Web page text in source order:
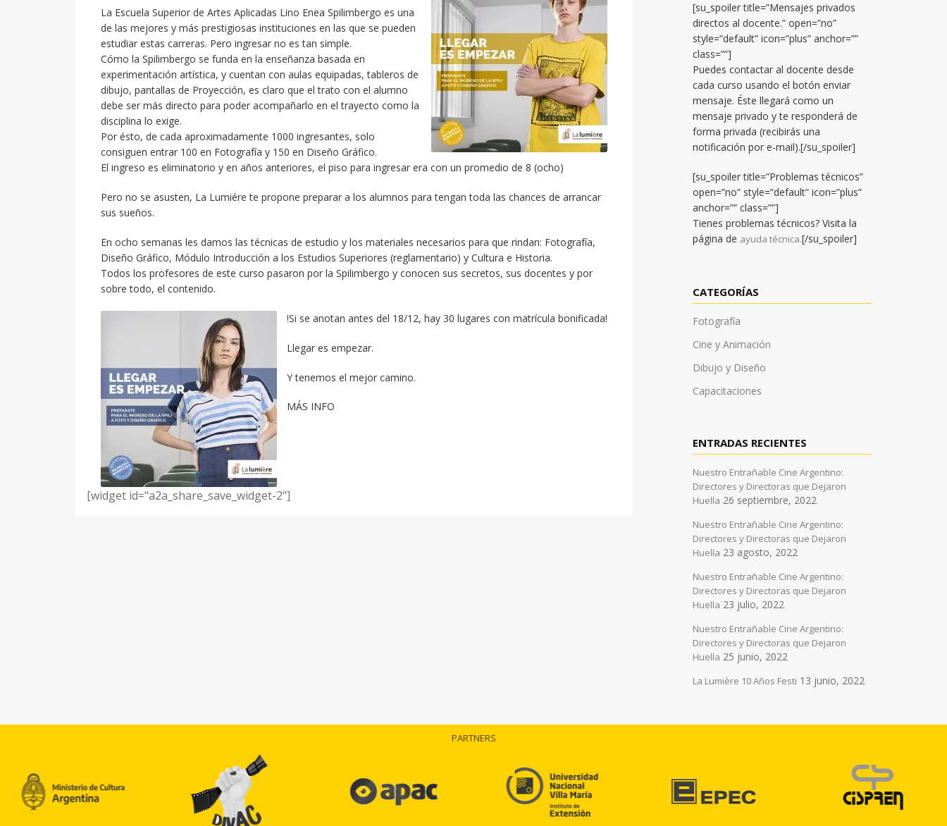
La Escuela Superior de Artes Aplicadas Lino Enea Spilimbergo es una
de las mejores y más prestigiosas instituciones en las que se pueden
estudiar estas carreras. Pero ingresar no es tan simple.
Cómo la Spilimbergo se funda en la enseñanza basada en
experimentación artística, y cuentan con aulas equipadas, tableros de
dibujo, pantallas de Proyección, es claro que el trato con el alumno
debe ser más directo para poder acompañarlo en el trayecto como la
disciplina lo exige.
Por ésto, de cada aproximadamente 1000 ingresantes, solo
consiguen entrar 100 en Fotografía y 150 en Diseño Gráfico.
El ingreso es eliminatorio y en años anteriores, el piso para ingresar era con un promedio de 8 (ocho)
Pero no se asusten, La Lumiére te propone preparar a los alumnos para tengan toda las chances de arrancar
sus sueños.
En ocho semanas les damos las técnicas de estudio y los materiales necesarios para que rindan: Fotografía,
Diseño Gráfico, Módulo Introducción a los Estudios Superiores (reglamentario) y Cultura e Historia.
Todos los profesores de este curso pasaron por la Spilimbergo y conocen sus secretos, sus docentes y por
sobre todo, el contenido.
!Si se anotan antes del 18/12, hay 30 lugares con matrícula bonificada!
Llegar es empezar.
Y tenemos el mejor camino.
MÁS INFO
[widget id="a2a_share_save_widget-2"]
[su_spoiler title=”Mensajes privados
directos al docente.” open=”no”
style=”default” icon=”plus” anchor=””
class=””]
Puedes contactar al docente desde
cada curso usando el botón enviar
mensaje. Éste llegará como un
mensaje privado y te responderá de
forma privada (recibirás una
notificación por e-mail).[/su_spoiler]
[su_spoiler title=”Problemas técnicos”
open=”no” style=”default” icon=”plus”
anchor=”” class=””]
Tienes problemas técnicos? Visita la
página de ayuda técnica.[/su_spoiler]
CATEGORÍAS
Fotografía
Cine y Animación
Dibujo y Diseño
Capacitaciones
ENTRADAS RECIENTES
Nuestro Entrañable Cine Argentino:
Directores y Directoras que Dejaron
Huella 26 septiembre, 2022
Nuestro Entrañable Cine Argentino:
Directores y Directoras que Dejaron
Huella 23 agosto, 2022
Nuestro Entrañable Cine Argentino:
Directores y Directoras que Dejaron
Huella 23 julio, 2022
Nuestro Entrañable Cine Argentino:
Directores y Directoras que Dejaron
Huella 25 junio, 2022
La Lumière 10 Años Festi 13 junio, 2022
PARTNERS